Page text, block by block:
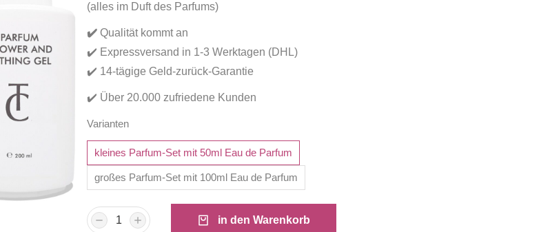
(alles im Duft des Parfums)
✔️ Qualität kommt an
✔️ Expressversand in 1-3 Werktagen (DHL)
✔️ 14-tägige Geld-zurück-Garantie
✔️ Über 20.000 zufriedene Kunden
Varianten
kleines Parfum-Set mit 50ml Eau de Parfum
großes Parfum-Set mit 100ml Eau de Parfum
in den Warenkorb